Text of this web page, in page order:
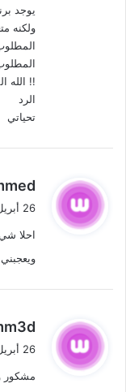
يوجد
ولكنه
!! الله
الرد
تحياتي
ي
ق
ل
26 أبريل، 2010 الساعة 6:03 ص
احلا
ي
ق
ل
26 أبريل، 2010 الساعة 7:41 ص
مشكور